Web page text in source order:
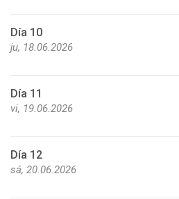
Día 10
ju, 18.06.2026
Día 11
vi, 19.06.2026
Día 12
sá, 20.06.2026